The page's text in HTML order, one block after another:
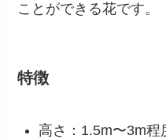
ことができる花です。
特徴
高さ：1.5m〜3m程